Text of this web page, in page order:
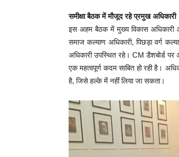
समीक्षा बैठक में मौजूद रहे प्रमुख अधिकारी
इस अहम बैठक में मुख्य विकास अधिकारी
समाज कल्याण अधिकारी, पिछड़ा वर्ग
अधिकारी उपस्थित रहे। CM डैशबोर्ड पर
एक महत्वपूर्ण कदम साबित हो रही है।
है, जिसे हल्के में नहीं लिया जा सकता।